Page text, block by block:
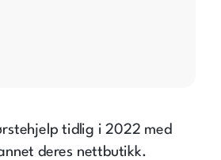
tidlig i 2022 med
deres nettbutikk.